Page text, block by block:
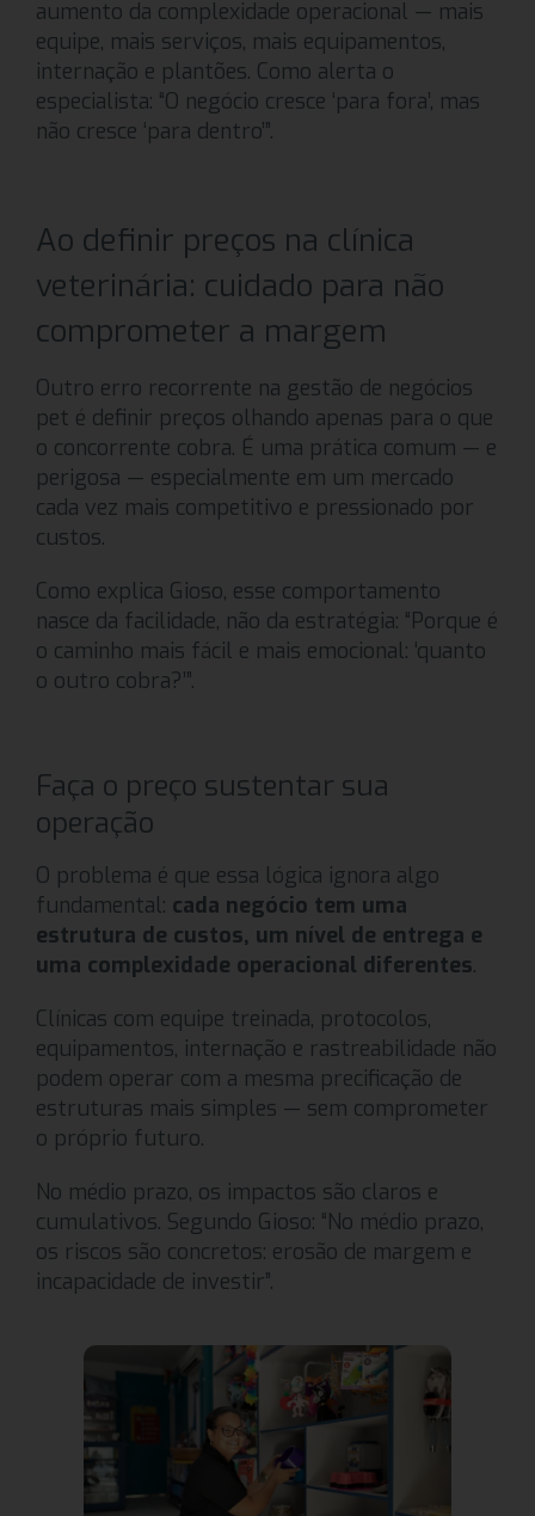
aumento da complexidade operacional — mais
equipe, mais serviços, mais equipamentos,
internação e plantões. Como alerta o
especialista: “O negócio cresce ‘para fora’, mas
não cresce ‘para dentro’”.
Ao definir preços na clínica
veterinária: cuidado para não
comprometer a margem
Outro erro recorrente na gestão de negócios
pet é definir preços olhando apenas para o que
o concorrente cobra. É uma prática comum — e
perigosa — especialmente em um mercado
cada vez mais competitivo e pressionado por
custos.
Como explica Gioso, esse comportamento
nasce da facilidade, não da estratégia: “Porque é
o caminho mais fácil e mais emocional: ‘quanto
o outro cobra?’”.
Faça o preço sustentar sua
operação
O problema é que essa lógica ignora algo
fundamental: cada negócio tem uma
estrutura de custos, um nível de entrega e
uma complexidade operacional diferentes.
Clínicas com equipe treinada, protocolos,
equipamentos, internação e rastreabilidade não
podem operar com a mesma precificação de
estruturas mais simples — sem comprometer
o próprio futuro.
No médio prazo, os impactos são claros e
cumulativos. Segundo Gioso: “No médio prazo,
os riscos são concretos: erosão de margem e
incapacidade de investir”.